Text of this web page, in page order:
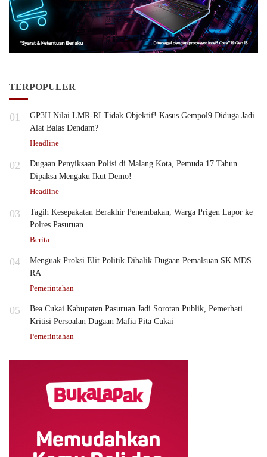
TERPOPULER
01
GP3H Nilai LMR-RI Tidak Objektif! Kasus Gempol9 Diduga Jadi
Alat Balas Dendam?
Headline
02
Dugaan Penyiksaan Polisi di Malang Kota, Pemuda 17 Tahun
Dipaksa Mengaku Ikut Demo!
Headline
03
Tagih Kesepakatan Berakhir Penembakan, Warga Prigen Lapor ke
Polres Pasuruan
Berita
04
Menguak Proksi Elit Politik Dibalik Dugaan Pemalsuan SK MDS
RA
Pemerintahan
05
Bea Cukai Kabupaten Pasuruan Jadi Sorotan Publik, Pemerhati
Kritisi Persoalan Dugaan Mafia Pita Cukai
Pemerintahan